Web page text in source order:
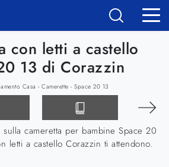
con letti a castello
13 di Corazzin
Casa -Camerette -Space 20 13
cameretta per bambine Space 20
letti a castello Corazzin ti attendono.